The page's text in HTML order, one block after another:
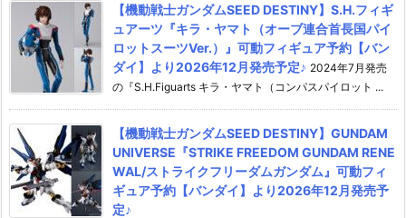
【機動戦士ガンダムSEED DESTINY】S.H.フィギ
ュアーツ『キラ・ヤマト（オーブ連合首長国パイ
ロットスーツVer.）』可動フィギュア予約【バン
ダイ】より2026年12月発売予定♪ 2024年7月発売
の『S.H.Figuarts キラ・ヤマト（コンパスパイロット ...
【機動戦士ガンダムSEED DESTINY】GUNDAM
UNIVERSE『STRIKE FREEDOM GUNDAM RENE
WAL/ストライクフリーダムガンダム』可動フィ
ギュア予約【バンダイ】より2026年12月発売予
定♪